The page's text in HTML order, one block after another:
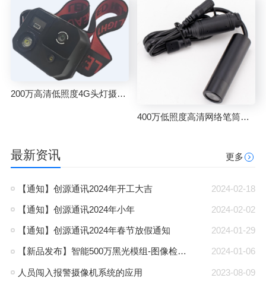
200万高清低照度4G头灯摄像机
400万低照度高清网络笔筒摄像头
最新资讯 更多
2024-02-18
【通知】创源通讯2024年开工大吉
2024-02-02
【通知】创源通讯2024年小年
2024-01-29
【通知】创源通讯2024年春节放假通知
2024-01-06
【新品发布】智能500万黑光模组-图像检测全新升级！
2023-08-09
人员闯入报警摄像机系统的应用